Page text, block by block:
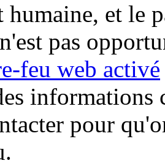
humaine, et le
pas
feu web activé
informations
pour